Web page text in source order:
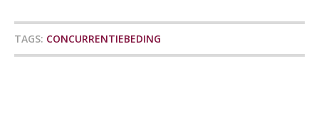
TAGS: CONCURRENTIEBEDINGJe helpt klanten met hun
administratie — maar hoe zit het met
21